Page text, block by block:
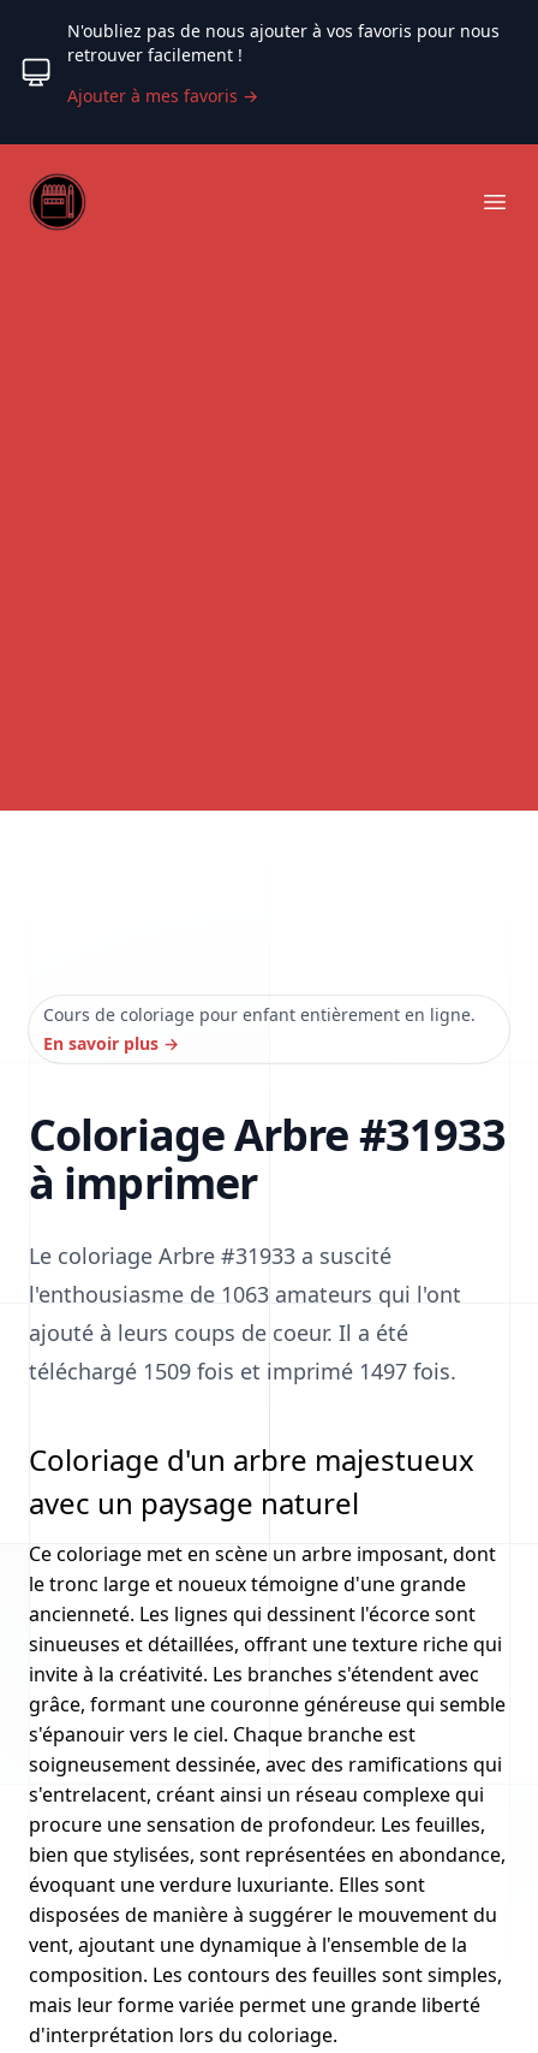
N'oubliez pas de nous ajouter à vos favoris pour nous
retrouver facilement !
Ajouter à mes favoris →
Web coloriage
Cours de coloriage pour enfant entièrement en ligne.
En savoir plus →
Coloriage Arbre #31933
à imprimer
Le coloriage Arbre #31933 a suscité
l'enthousiasme de 1063 amateurs qui l'ont
ajouté à leurs coups de coeur. Il a été
téléchargé 1509 fois et imprimé 1497 fois.
Coloriage d'un arbre majestueux
avec un paysage naturel
Ce coloriage met en scène un arbre imposant, dont
le tronc large et noueux témoigne d'une grande
ancienneté. Les lignes qui dessinent l'écorce sont
sinueuses et détaillées, offrant une texture riche qui
invite à la créativité. Les branches s'étendent avec
grâce, formant une couronne généreuse qui semble
s'épanouir vers le ciel. Chaque branche est
soigneusement dessinée, avec des ramifications qui
s'entrelacent, créant ainsi un réseau complexe qui
procure une sensation de profondeur. Les feuilles,
bien que stylisées, sont représentées en abondance,
évoquant une verdure luxuriante. Elles sont
disposées de manière à suggérer le mouvement du
vent, ajoutant une dynamique à l'ensemble de la
composition. Les contours des feuilles sont simples,
mais leur forme variée permet une grande liberté
d'interprétation lors du coloriage.